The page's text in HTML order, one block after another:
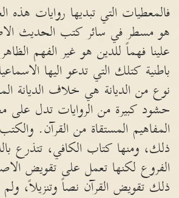
فالمعطيات التي تبديها روايات هذه
هو مسطر في سائر كتب الحديث
علينا فهماً للدين هو غير الفهم
باطنية كتلك التي تدعو اليها
نوع من الديانة هي خلاف الديانة
حشود كبيرة من الروايات تدل على
المفاهيم المستقاة من القرآن.
ذلك، ومنها كتاب الكافي، تتذرع
الفروع لكنها تعمل على تقويض
ذلك تقويض القرآن نصاً وتنزيلاً،